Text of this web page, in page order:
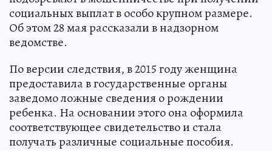
социальных выплат в особо крупном размере.
Об этом 28 мая рассказали в надзорном
ведомстве.
По версии следствия, в 2015 году женщина
предоставила в государственные органы
заведомо ложные сведения о рождении
ребенка. На основании этого она оформила
соответствующее свидетельство и стала
получать различные социальные пособия.